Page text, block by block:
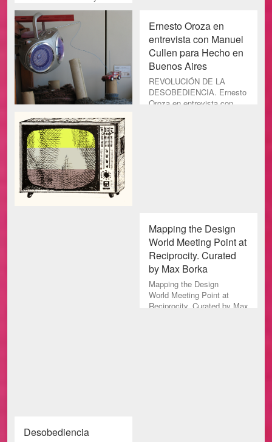
Ernesto Oroza en
entrevista con Manuel
Cullen para Hecho en
Buenos Aires
REVOLUCIÓN DE LA
DESOBEDIENCIA. Ernesto
Oroza en entrevista con
Mapping the Design
World Meeting Point at
Reciprocity. Curated
by Max Borka
Mapping the Design
World Meeting Point at
Reciprocity. Curated by Max
Desobediencia